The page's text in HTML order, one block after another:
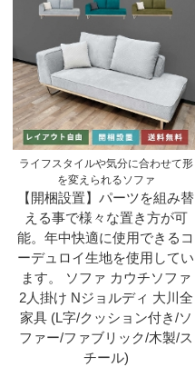
ライフスタイルや気分に合わせて形
を変えられるソファ
【開梱設置】パーツを組み替
える事で様々な置き方が可
能。年中快適に使用できるコ
ーデュロイ生地を使用してい
ます。 ソファ カウチソファ
2人掛け Nジョルディ 大川全
家具 (L字/クッション付き/ソ
ファー/ファブリック/木製/ス
チール)